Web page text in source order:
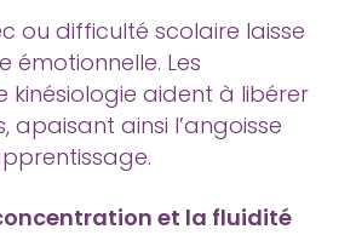
ou difficulté scolaire laisse
émotionnelle. Les
kinésiologie aident à libérer
apaisant ainsi l’angoisse
et la fluidité